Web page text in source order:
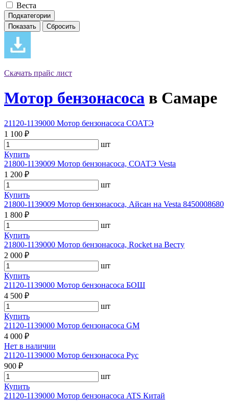
Веста
Подкатегории
Скачать прайс лист
Мотор бензонасоса в Самаре
21120-1139000 Мотор бензонасоса СОАТЭ
1 100 ₽
шт
Купить
21800-1139009 Мотор бензонасоса, СОАТЭ Vesta
1 200 ₽
шт
Купить
21800-1139009 Мотор бензонасоса, Айсан на Vesta 8450008680
1 800 ₽
шт
Купить
21800-1139000 Мотор бензонасоса, Rocket на Весту
2 000 ₽
шт
Купить
21120-1139000 Мотор бензонасоса БОШ
4 500 ₽
шт
Купить
21120-1139000 Мотор бензонасоса GM
4 000 ₽
Нет в наличии
21120-1139000 Мотор бензонасоса Рус
900 ₽
шт
Купить
21120-1139000 Мотор бензонасоса ATS Китай